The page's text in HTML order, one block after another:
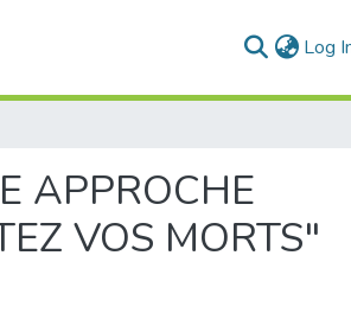
Log
APPROCHE
VOS MORTS"